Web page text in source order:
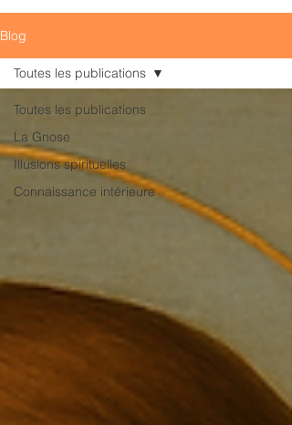
Blog
Toutes les publications
La Gnose
Illusions spirituelles
Connaissance intérieure
Toutes les publications